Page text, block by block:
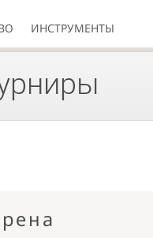
ИНСТРУМЕНТЫ